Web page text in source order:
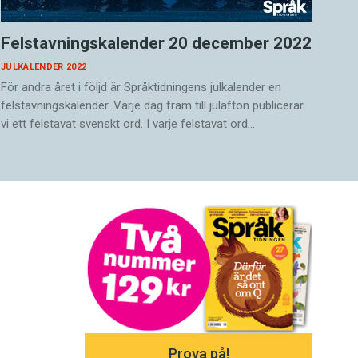
Felstavningskalender 20 december 2022
JULKALENDER 2022
För andra året i följd är Språktidningens julkalender en
felstavningskalender. Varje dag fram till julafton publicerar
vi ett felstavat svenskt ord. I varje felstavat ord…
Prova på!